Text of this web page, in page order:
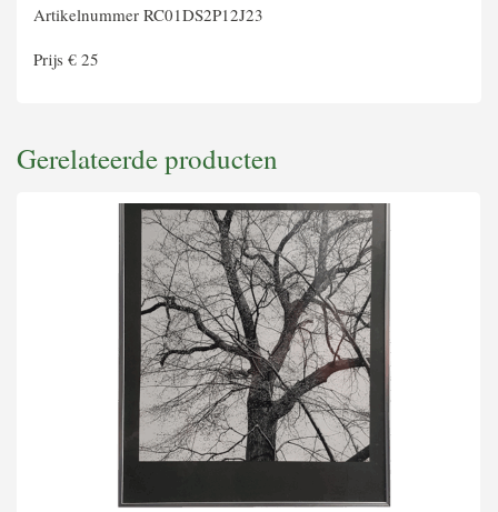
Artikelnummer RC01DS2P12J23
Prijs € 25
Gerelateerde producten